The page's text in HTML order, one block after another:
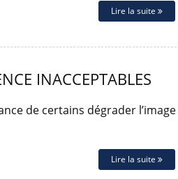
Lire la suite
INACCEPTABLES
de certains dégrader l’image
Lire la suite